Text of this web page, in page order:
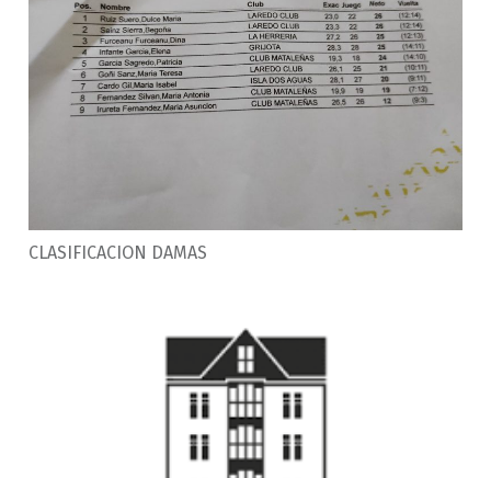
CLASIFICACION DAMAS